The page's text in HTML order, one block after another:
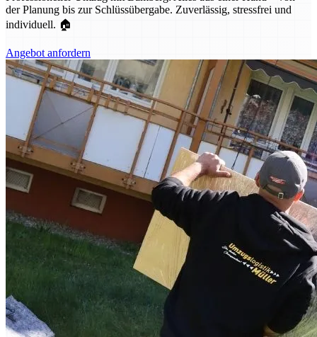
der Planung bis zur Schlüssübergabe. Zuverlässig, stressfrei und
individuell. 🏠
Angebot anfordern